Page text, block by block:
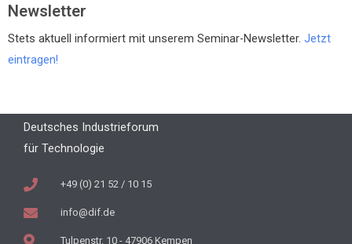
Newsletter
Stets aktuell informiert mit unserem Seminar-Newsletter. Jetzt
eintragen!
Deutsches Industrieforum
für Technologie
+49 (0) 21 52 / 10 15
info@dif.de
Tulpenstr. 10 - 47906 Kempen